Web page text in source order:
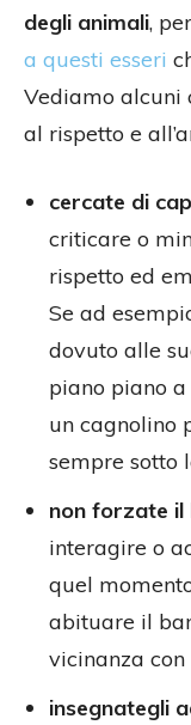
degli animali,
a questi esseri
Vediamo alcuni
al rispetto e
cercate di
criticare o
rispetto ed
Se ad
dovuto alle
piano piano
un cagnolino
sempre sotto
non forzate il
interagire o
quel
abituare il
vicinanza con
insegnategli